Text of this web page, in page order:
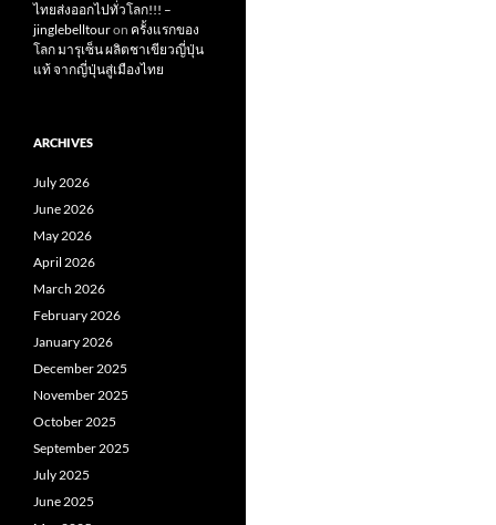
ไทยส่งออกไปทั่วโลก!!! –
jinglebelltouron ครั้งแรกของ
โลก มารุเซ็น ผลิตชาเขียวญี่ปุ่น
แท้ จากญี่ปุ่นสู่เมืองไทย
ARCHIVES
July 2026
June 2026
May 2026
April 2026
March 2026
February 2026
January 2026
December 2025
November 2025
October 2025
September 2025
July 2025
June 2025